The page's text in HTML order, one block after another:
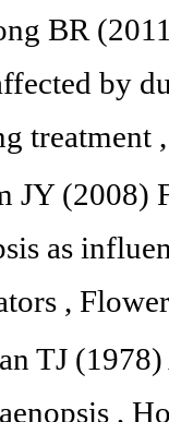
BR
by
treatment
JY (2008)
as
,
TJ
,